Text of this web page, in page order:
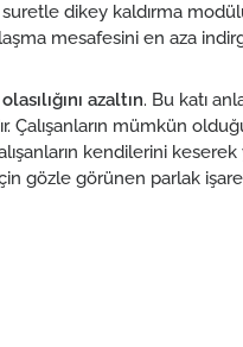
dikey kaldırma
mesafesini en aza
azaltın. Bu katı
Çalışanların mümkün
kendilerini
gözle görünen parlak